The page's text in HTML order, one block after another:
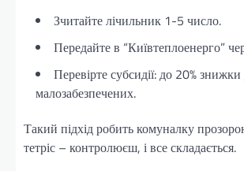
Зчитайте лічильник 1-5 число.
Передайте в “Київтеплоенерго”
Перевірте субсидії: до 20%
малозабезпечених.
Такий підхід робить комуналку
тетріс – контролюєш, і все складається.